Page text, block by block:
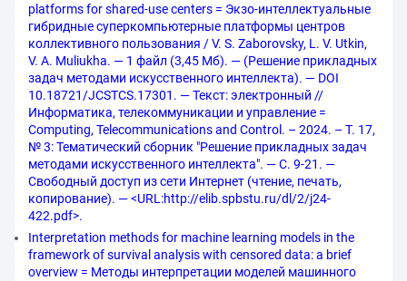
platforms for shared-use centers = Экзо-интеллектуальные
гибридные суперкомпьютерные платформы центров
коллективного пользования / V. S. Zaborovsky, L. V. Utkin,
V. A. Muliukha. — 1 файл (3,45 Мб). — (Решение прикладных
задач методами искусственного интеллекта). — DOI
10.18721/JCSTCS.17301. — Текст: электронный //
Информатика, телекоммуникации и управление =
Computing, Telecommunications and Control. – 2024. – Т. 17,
№ 3: Тематический сборник "Решение прикладных задач
методами искусственного интеллекта". — С. 9-21. —
Свободный доступ из сети Интернет (чтение, печать,
копирование). — <URL:http://elib.spbstu.ru/dl/2/j24-
422.pdf>.
Interpretation methods for machine learning models in the
framework of survival analysis with censored data: a brief
overview = Методы интерпретации моделей машинного